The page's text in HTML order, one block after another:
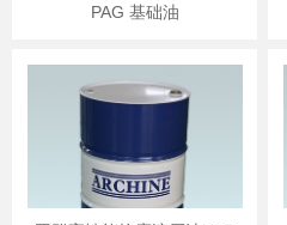
PAG 基础油